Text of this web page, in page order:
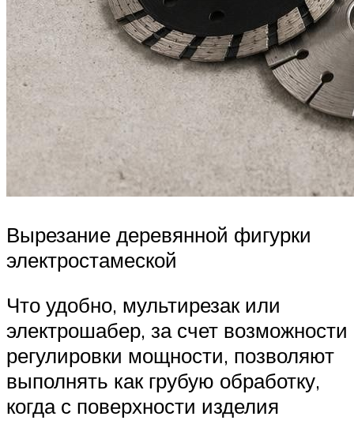
Вырезание деревянной фигурки
электростамеской
Что удобно, мультирезак или
электрошабер, за счет возможности
регулировки мощности, позволяют
выполнять как грубую обработку,
когда с поверхности изделия